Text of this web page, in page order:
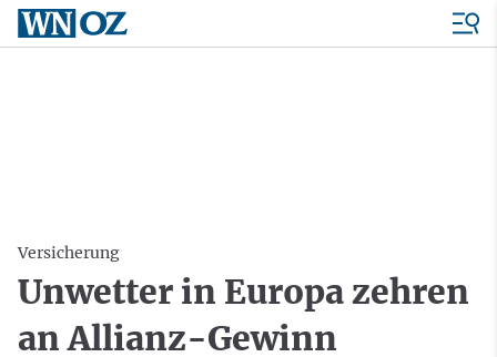
Versicherung
Unwetter in Europa zehren
an Allianz-Gewinn